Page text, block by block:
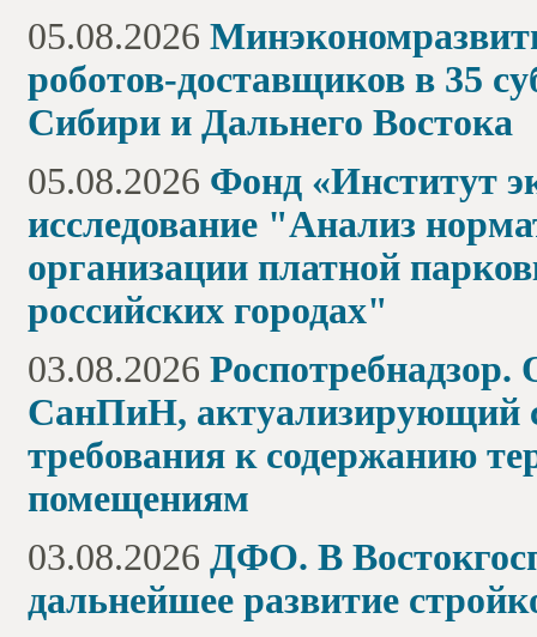
05.08.2026
роботов-доставщиков в 35
Сибири и Дальнего Востока
05.08.2026 Фонд «Институт
исследование "Анализ
организации платной
российских городах"
03.08.2026
СанПиН, актуализирующий
требования к содержанию
помещениям
03.08.2026 ДФО. В
дальнейшее развитие